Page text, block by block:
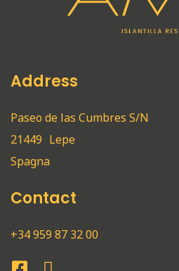
Address
Paseo de las Cumbres S/N
21449 Lepe
Spagna
Contact
+34 959 87 32 00